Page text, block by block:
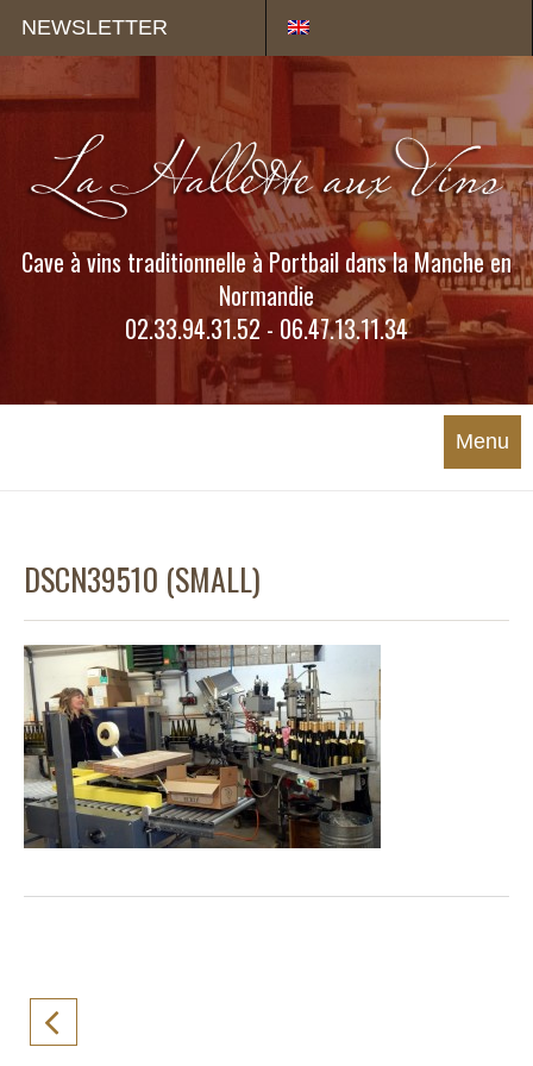
NEWSLETTER
Cave à vins traditionnelle à Portbail dans la Manche en
Normandie
02.33.94.31.52 - 06.47.13.11.34
Menu
DSCN39510 (SMALL)
Panneau de gestion des cookies